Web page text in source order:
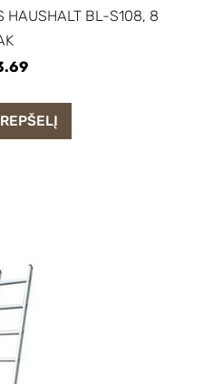
HAUSHALT BL-S108, 8